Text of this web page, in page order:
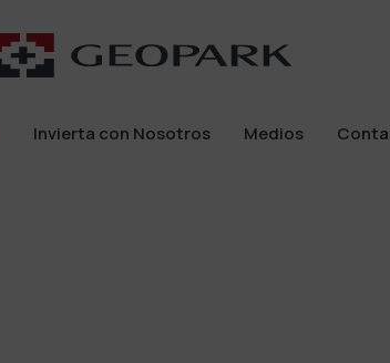
Invierta con Nosotros
Medios